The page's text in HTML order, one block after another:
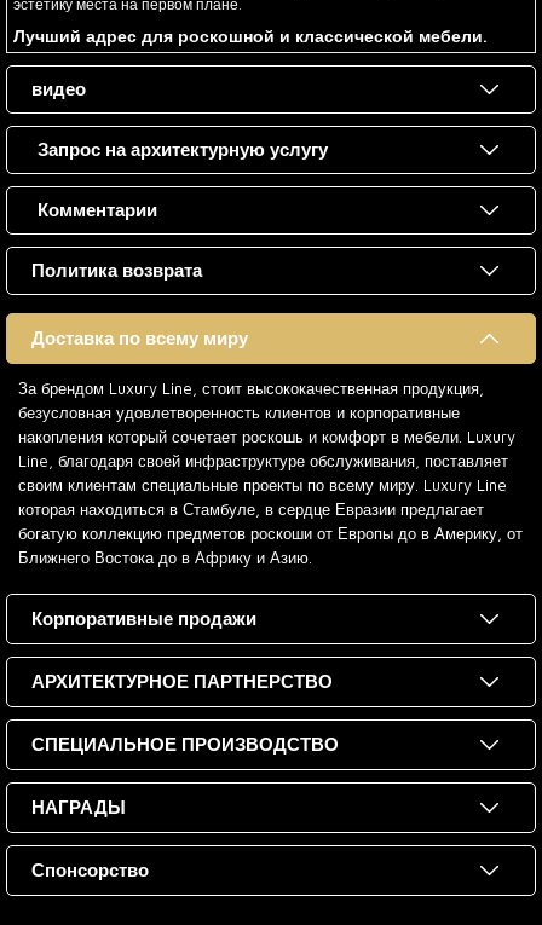
эстетику места на первом плане.
Лучший адрес для роскошной и классической мебели.
видео
Запрос на архитектурную услугу
Комментарии
Политика возврата
Доставка по всему миру
За брендом Luxury Line, стоит высококачественная продукция,
безусловная удовлетворенность клиентов и корпоративные
накопления который сочетает роскошь и комфорт в мебели. Luxury
Line, благодаря своей инфраструктуре обслуживания, поставляет
своим клиентам специальные проекты по всему миру. Luxury Line
которая находиться в Стамбуле, в сердце Евразии предлагает
богатую коллекцию предметов роскоши от Европы до в Америку, от
Ближнего Востока до в Африку и Азию.
Корпоративные продажи
АРХИТЕКТУРНОЕ ПАРТНЕРСТВО
СПЕЦИАЛЬНОЕ ПРОИЗВОДСТВО
НАГРАДЫ
Спонсорство